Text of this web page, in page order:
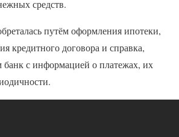
средств.
путём оформления ипотеки,
кредитного договора и справка,
банк с информацией о платежах, их